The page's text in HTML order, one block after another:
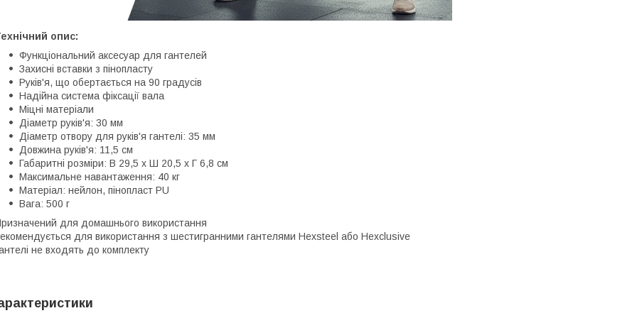
опис:
Функціональний аксесуар для гантелей
Захисні вставки з пінопласту
Руків'я, що обертається на 90 градусів
Надійна система фіксації вала
Міцні матеріали
Діаметр руків'я: 30 мм
Діаметр отвору для руків'я гантелі: 35 мм
Довжина руків'я: 11,5 см
Габаритні розміри: В 29,5 х Ш 20,5 х Г 6,8 см
Максимальне навантаження: 40 кг
Матеріал: нейлон, пінопласт PU
Вага: 500 г
для домашнього використання
для використання з шестигранними гантелями Hexsteel або Hexclusive
не входять до комплекту